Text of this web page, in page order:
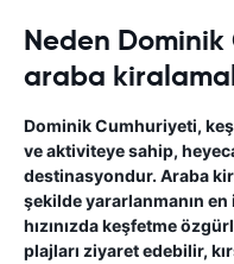
Neden
araba
Dominik Cumhuriyeti,
ve aktiviteye sahip,
destinasyondur. Araba
şekilde yararlanmanın
hızınızda keşfetme
plajları ziyaret edebilir,